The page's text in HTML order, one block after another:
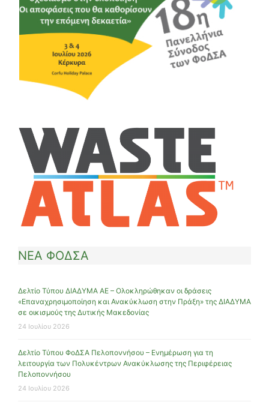
ΝΕΑ ΦΟΔΣΑ
Δελτίο Τύπου ΔΙΑΔΥΜΑ ΑΕ – Ολοκληρώθηκαν οι δράσεις
«Επαναχρησιμοποίηση και Ανακύκλωση στην Πράξη» της ΔΙΑΔΥΜΑ
σε οικισμούς της Δυτικής Μακεδονίας
24 Ιουλίου 2026
Δελτίο Τύπου ΦοΔΣΑ Πελοποννήσου – Ενημέρωση για τη
λειτουργία των Πολυκέντρων Ανακύκλωσης της Περιφέρειας
Πελοποννήσου
24 Ιουλίου 2026